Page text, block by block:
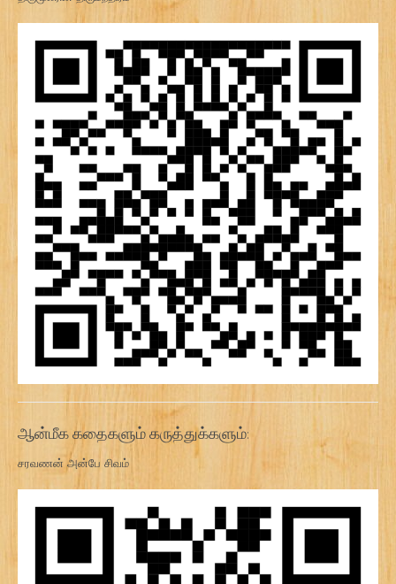
ஆன்மீக கதைகளும் கருத்துக்களும்:
சரவணன் அன்பே சிவம்